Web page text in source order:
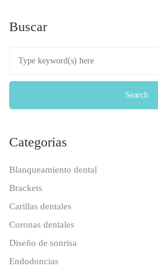
Buscar
Categorias
Blanqueamiento dental
Brackets
Carillas dentales
Coronas dentales
Diseño de sonrisa
Endodoncias